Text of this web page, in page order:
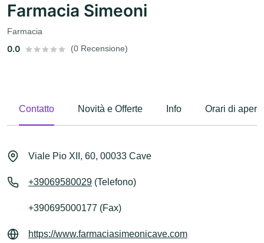
Farmacia Simeoni
Farmacia
0.0 (0 Recensione)
Contatto Novità e Offerte Info Orari di
Viale Pio XII, 60, 00033 Cave
+39069580029 (Telefono)
+390695000177 (Fax)
https://www.farmaciasimeonicave.com